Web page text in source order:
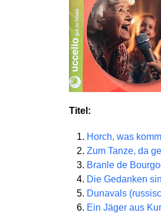
Titel:
Horch, was
Zum Tanze, da
Branle de
Die Gedanken
Dunavals
Ein Jäger aus